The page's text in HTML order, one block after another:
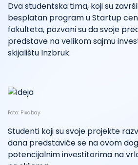
Dva studentska tima, koji su
besplatan program u Startup
fakulteta, pozvani su da svoje
predstave na velikom sajmu
skijalištu Inzbruk.
Foto: Pixabay
Studenti koji su svoje projekte
dana predstaviće se na ovom
potencijalnim investitorima na